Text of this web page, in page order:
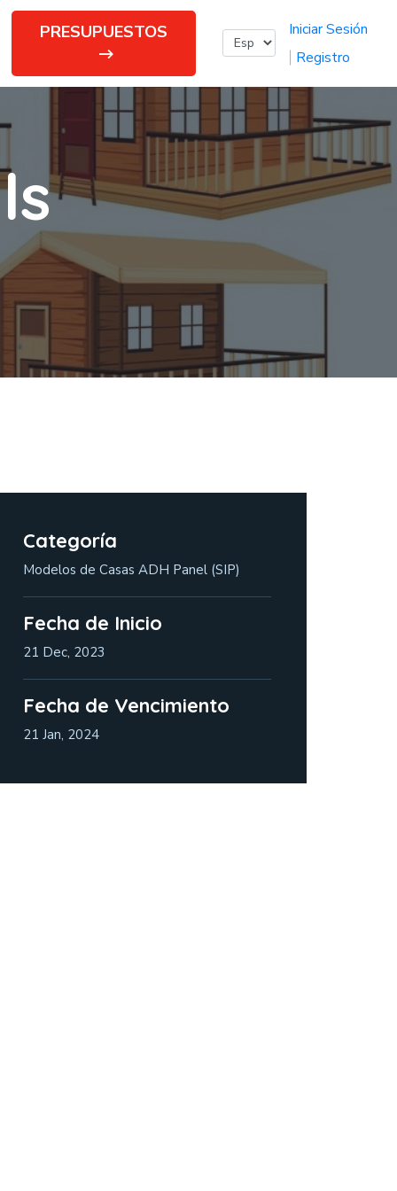
PRESUPUESTOS
Iniciar Sesión
Registro
Categoría
Modelos de Casas ADH Panel (SIP)
Fecha de Inicio
21 Dec, 2023
Fecha de Vencimiento
21 Jan, 2024